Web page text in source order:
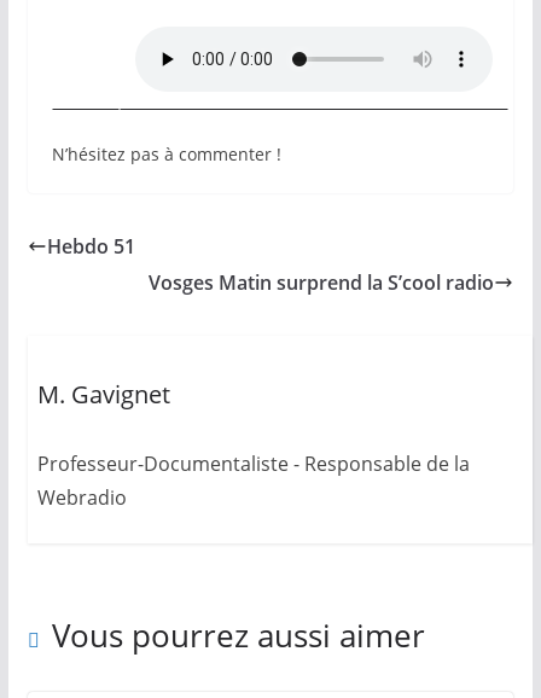
N’hésitez pas à commenter !
Hebdo 51
Vosges Matin surprend la S’cool radio
M. Gavignet
Professeur-Documentaliste - Responsable de la
Webradio
Vous pourrez aussi aimer